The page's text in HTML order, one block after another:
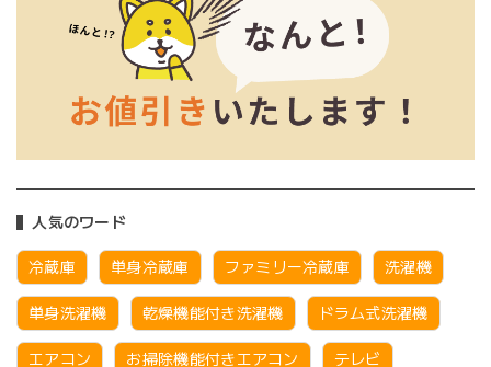
人気のワード
冷蔵庫 単身冷蔵庫 ファミリー冷蔵庫 洗濯機
単身洗濯機 乾燥機能付き洗濯機 ドラム式洗濯機
エアコン お掃除機能付きエアコン テレビ